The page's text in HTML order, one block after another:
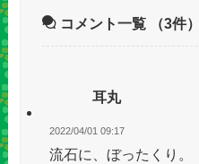
コメント一覧 （3件）
耳丸
2022/04/01 09:17
流石に、ぼったくり。